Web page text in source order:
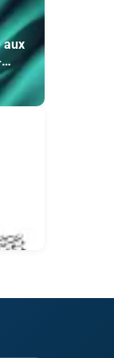
aux